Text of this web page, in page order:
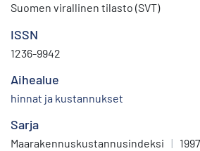
Suomen virallinen tilasto (SVT)
ISSN
1236-9942
Aihealue
hinnat ja kustannukset
Sarja
Maarakennuskustannusindeksi |